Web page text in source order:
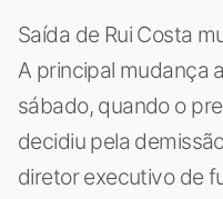
Saída de Rui Costa
A principal mudança
sábado, quando o
decidiu pela
diretor executivo de